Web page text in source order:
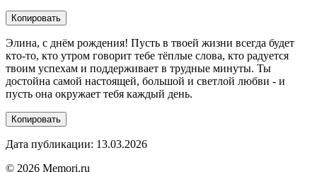
Копировать
Элина, с днём рождения! Пусть в твоей жизни всегда будет
кто-то, кто утром говорит тебе тёплые слова, кто радуется
твоим успехам и поддерживает в трудные минуты. Ты
достойна самой настоящей, большой и светлой любви - и
пусть она окружает тебя каждый день.
Копировать
Дата публикации: 13.03.2026
© 2026 Memori.ru